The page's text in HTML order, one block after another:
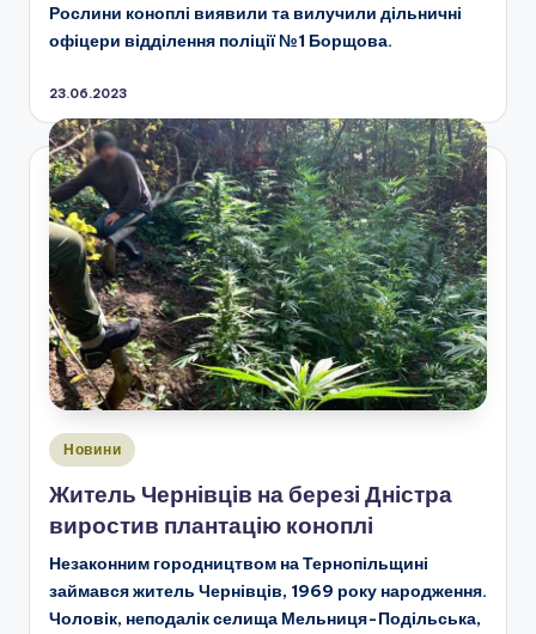
Рослини коноплі виявили та вилучили дільничні
офіцери відділення поліції №1 Борщова.
23.06.2023
Опубліковано
Новини
Житель Чернівців на березі Дністра
виростив плантацію коноплі
Незаконним городництвом на Тернопільщині
займався житель Чернівців, 1969 року народження.
Чоловік, неподалік селища Мельниця-Подільська,